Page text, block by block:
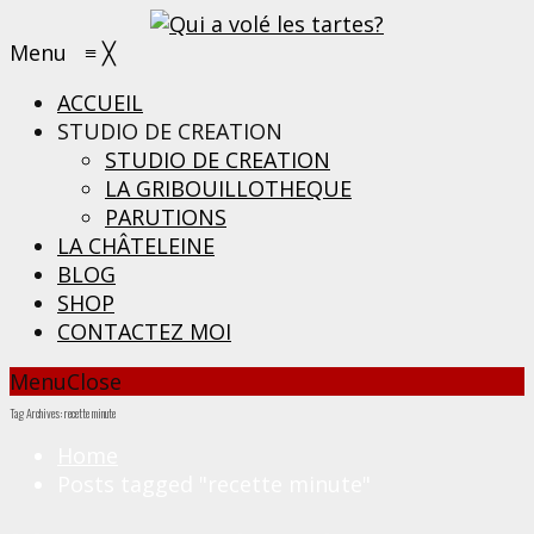
Menu ≡ ╳
ACCUEIL
STUDIO DE CREATION
STUDIO DE CREATION
LA GRIBOUILLOTHEQUE
PARUTIONS
LA CHÂTELEINE
BLOG
SHOP
CONTACTEZ MOI
MenuClose
Tag Archives: recette minute